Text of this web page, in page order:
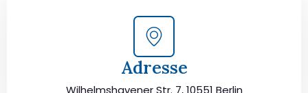
Adresse
Wilhelmshavener Str. 7, 10551 Berlin